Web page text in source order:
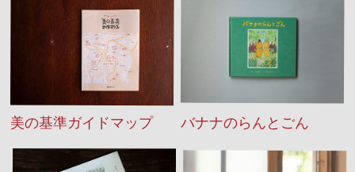
美の基準ガイドマップ バナナのらんとごん